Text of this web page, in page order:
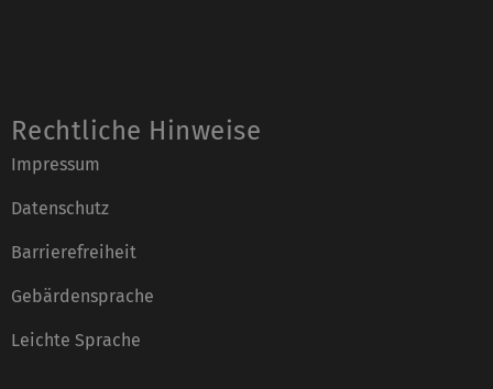
Rechtliche Hinweise
Impressum
Datenschutz
Barrierefreiheit
Gebärdensprache
Leichte Sprache